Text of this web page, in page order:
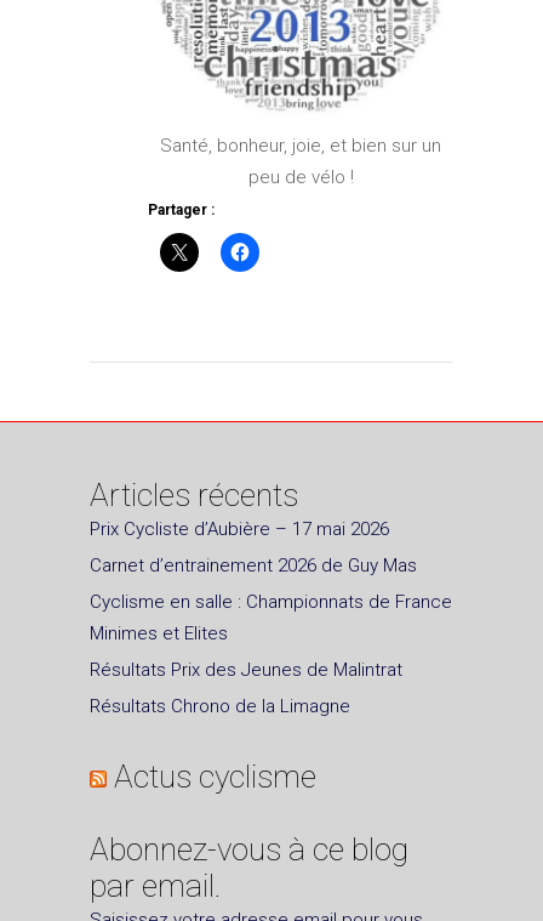
Santé, bonheur, joie, et bien sur un
peu de vélo !
Partager :
Articles récents
Prix Cycliste d’Aubière – 17 mai 2026
Carnet d’entrainement 2026 de Guy Mas
Cyclisme en salle : Championnats de France
Minimes et Elites
Résultats Prix des Jeunes de Malintrat
Résultats Chrono de la Limagne
Actus cyclisme
Abonnez-vous à ce blog
par email.